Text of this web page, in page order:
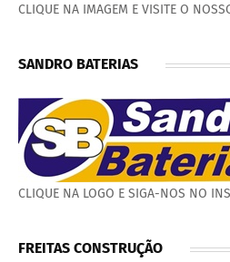
CLIQUE NA IMAGEM E VISITE O
SANDRO BATERIAS
CLIQUE NA LOGO E SIGA-NOS NO
FREITAS CONSTRUÇÃO